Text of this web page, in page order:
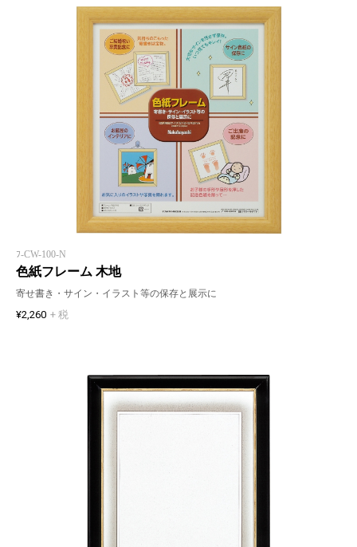
ﾌ-CW-100-N
色紙フレーム 木地
寄せ書き・サイン・イラスト等の保存と展示に
¥2,260 + 税